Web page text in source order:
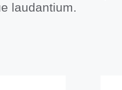
laudantium.